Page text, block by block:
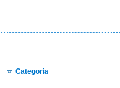
Categoria